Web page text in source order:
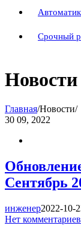
Срочный
Новости
Главная/Новости/
30 09, 2022
Сентябрь
инженер2022-10-
Нет комментариев